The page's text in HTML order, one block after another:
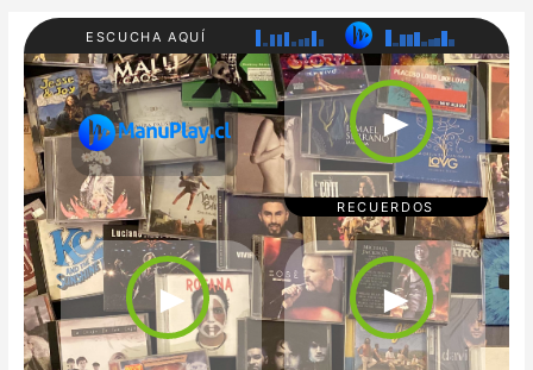
ESCUCHA AQUÍ
RADI
O
MAN
UPL
AY
80'S
90'S
200
0'S
REC
UER
DOS
CUM
BIA/
TRO
PICA
POP/
BAL
ADA
S
REG
GAE
TON
►
RECUERDOS
► ►